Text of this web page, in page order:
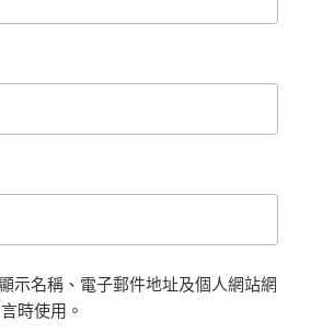
示名稱、電子郵件地址及個人網站網
時使用。